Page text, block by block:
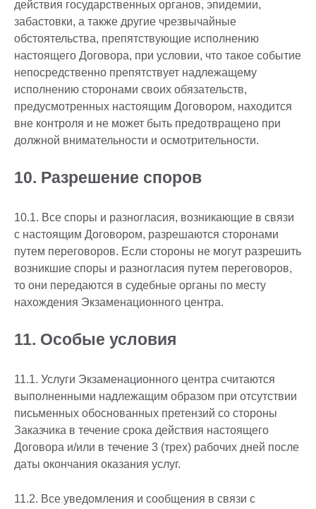
действия государственных органов, эпидемии,
забастовки, а также другие чрезвычайные
обстоятельства, препятствующие исполнению
настоящего Договора, при условии, что такое событие
непосредственно препятствует надлежащему
исполнению сторонами своих обязательств,
предусмотренных настоящим Договором, находится
вне контроля и не может быть предотвращено при
должной внимательности и осмотрительности.
10. Разрешение споров
10.1. Все споры и разногласия, возникающие в связи
с настоящим Договором, разрешаются сторонами
путем переговоров. Если стороны не могут разрешить
возникшие споры и разногласия путем переговоров,
то они передаются в судебные органы по месту
нахождения Экзаменационного центра.
11. Особые условия
11.1. Услуги Экзаменационного центра считаются
выполненными надлежащим образом при отсутствии
письменных обоснованных претензий со стороны
Заказчика в течение срока действия настоящего
Договора и/или в течение 3 (трех) рабочих дней после
даты окончания оказания услуг.
11.2. Все уведомления и сообщения в связи с